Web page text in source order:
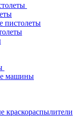
пистолеты
машины
краскораспылители